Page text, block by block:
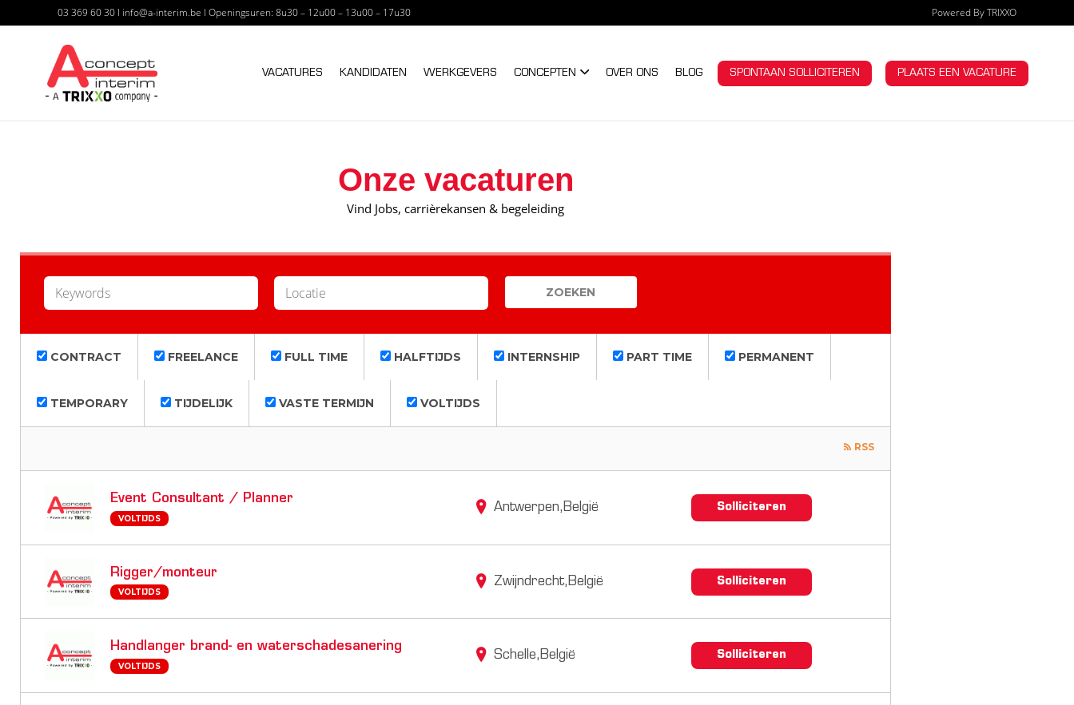
03 369 60 30 I info@a-interim.be I Openingsuren: 8u30 – 12u00 – 13u00 – 17u30 Powered By TRIXXO
A CONCEPT INTERIM – A TRIXXO COMPANY
VACATURES KANDIDATEN WERKGEVERS CONCEPTEN OVER ONS BLOG SPONTAAN SOLLICITEREN PLAATS EEN VACATURE
Onze vacaturen
Vind Jobs, carrièrekansen & begeleiding
KEYWORDS LOCATIE
CONTRACT FREELANCE FULL TIME HALFTIJDS INTERNSHIP PART TIME PERMANENT
TEMPORARY TIJDELIJK VASTE TERMIJN VOLTIJDS
RSS
Event Consultant / Planner
VOLTIJDS
Antwerpen,België Solliciteren
Rigger/monteur
VOLTIJDS
Zwijndrecht,België Solliciteren
Handlanger brand- en waterschadesanering
VOLTIJDS
Schelle,België Solliciteren